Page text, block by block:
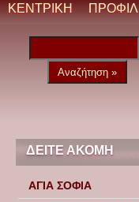
ΚΕΝΤΡΙΚΗ ΠΡΟΦΙΛ
ΔΕΙΤΕ ΑΚΟΜΗ
ΑΓΙΑ ΣΟΦΙΑ